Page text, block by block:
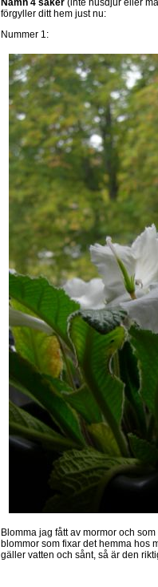
Nämn 4 saker(inte husdjur eller
förgyller ditt hem just nu:
Nummer 1:
Blomma jag fått av mormor och
blommor som fixar det hemma hos
gäller vatten och sånt, så är den